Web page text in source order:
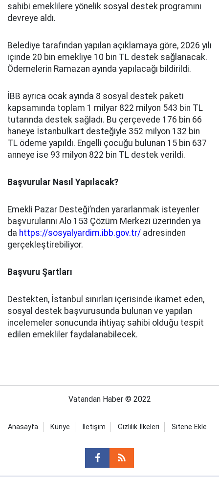
sahibi emeklilere yönelik sosyal destek programını
devreye aldı.
Belediye tarafından yapılan açıklamaya göre, 2026 yılı
içinde 20 bin emekliye 10 bin TL destek sağlanacak.
Ödemelerin Ramazan ayında yapılacağı bildirildi.
İBB ayrıca ocak ayında 8 sosyal destek paketi
kapsamında toplam 1 milyar 822 milyon 543 bin TL
tutarında destek sağladı. Bu çerçevede 176 bin 66
haneye İstanbulkart desteğiyle 352 milyon 132 bin
TL ödeme yapıldı. Engelli çocuğu bulunan 15 bin 637
anneye ise 93 milyon 822 bin TL destek verildi.
Başvurular Nasıl Yapılacak?
Emekli Pazar Desteği’nden yararlanmak isteyenler
başvurularını Alo 153 Çözüm Merkezi üzerinden ya
da https://sosyalyardim.ibb.gov.tr/ adresinden
gerçekleştirebiliyor.
Başvuru Şartları
Destekten, İstanbul sınırları içerisinde ikamet eden,
sosyal destek başvurusunda bulunan ve yapılan
incelemeler sonucunda ihtiyaç sahibi olduğu tespit
edilen emekliler faydalanabilecek.
Vatandan Haber © 2022
Anasayfa Künye İletişim Gizlilik İlkeleri Sitene Ekle